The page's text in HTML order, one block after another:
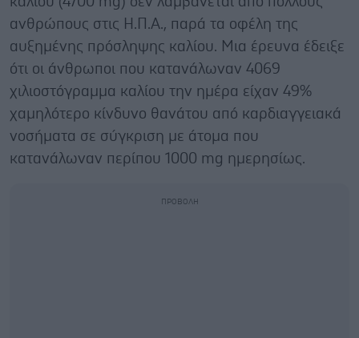
ανθρώπους στις Η.Π.Α., παρά τα οφέλη της
αυξημένης πρόσληψης καλίου. Μια έρευνα έδειξε
ότι οι άνθρωποι που κατανάλωναν 4069
χιλιοστόγραμμα καλίου την ημέρα είχαν 49%
χαμηλότερο κίνδυνο θανάτου από καρδιαγγειακά
νοσήματα σε σύγκριση με άτομα που
κατανάλωναν περίπου 1000 mg ημερησίως.